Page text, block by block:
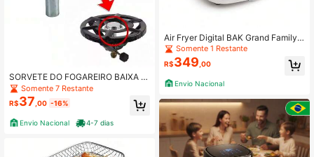
SORVETE DO FOGAREIRO BAIXA P
RESSÃO ZINCADO
Somente 7 Restante
R$37 ,00 -16%
Envio Nacional 4-7 dias
Air Fryer Digital BAK Grand Family
5,5L 127V 1500W Painel Touch Se
m Óleo Para Toda Família
Somente 1 Restante
R$349 ,00
Envio Nacional